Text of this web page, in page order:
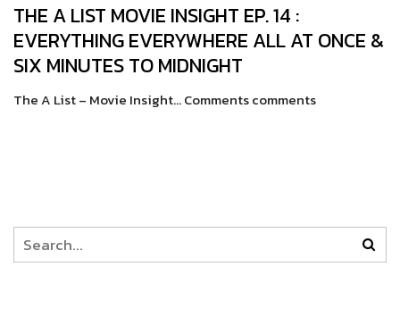
THE A LIST MOVIE INSIGHT EP. 14 :
EVERYTHING EVERYWHERE ALL AT ONCE &
SIX MINUTES TO MIDNIGHT
The A List – Movie Insight… Comments comments